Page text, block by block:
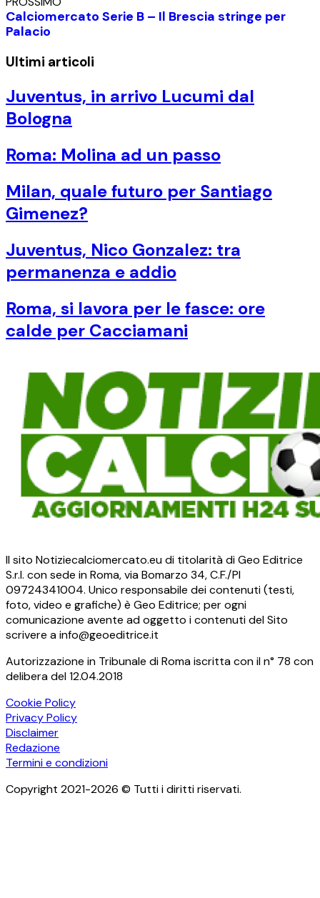
Calciomercato Serie B – Il Brescia stringe per
Palacio
Ultimi articoli
Juventus, in arrivo Lucumi dal
Bologna
Roma: Molina ad un passo
Milan, quale futuro per Santiago
Gimenez?
Juventus, Nico Gonzalez: tra
permanenza e addio
Roma, si lavora per le fasce: ore
calde per Cacciamani
Il sito Notiziecalciomercato.eu di titolarità di Geo Editrice
S.r.l. con sede in Roma, via Bomarzo 34, C.F./PI
09724341004. Unico responsabile dei contenuti (testi,
foto, video e grafiche) è Geo Editrice; per ogni
comunicazione avente ad oggetto i contenuti del Sito
scrivere a info@geoeditrice.it
Autorizzazione in Tribunale di Roma iscritta con il n° 78 con
delibera del 12.04.2018
Cookie Policy
Privacy Policy
Disclaimer
Redazione
Termini e condizioni
Copyright 2021-2026 © Tutti i diritti riservati.